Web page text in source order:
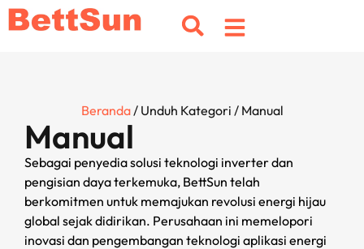
Beranda/ Unduh Kategori / Manual
Manual
Sebagai penyedia solusi teknologi inverter dan
pengisian daya terkemuka, BettSun telah
berkomitmen untuk memajukan revolusi energi hijau
global sejak didirikan. Perusahaan ini memelopori
inovasi dan pengembangan teknologi aplikasi energi